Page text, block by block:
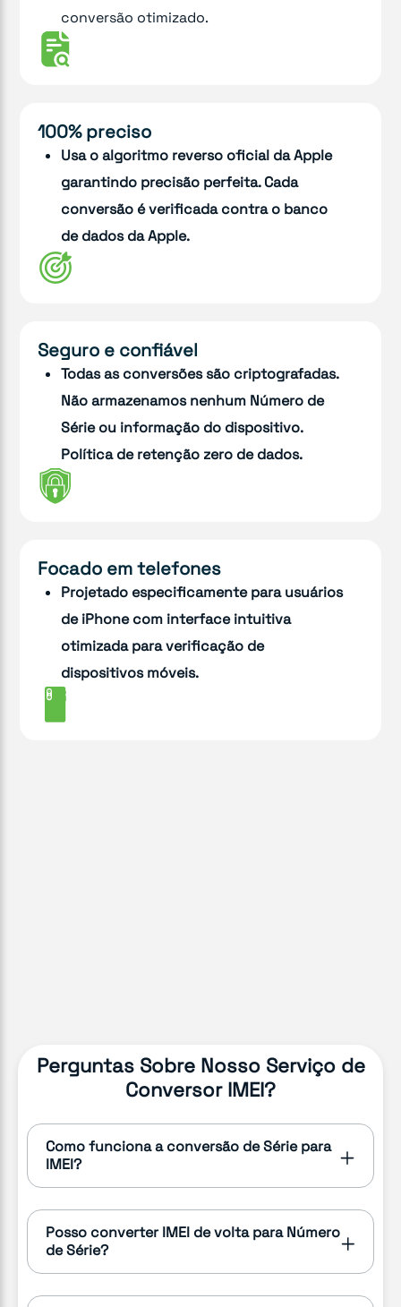
conversão otimizado.
100% preciso
Usa o algoritmo reverso oficial da Apple
garantindo precisão perfeita. Cada
conversão é verificada contra o banco
de dados da Apple.
Seguro e confiável
Todas as conversões são criptografadas.
Não armazenamos nenhum Número de
Série ou informação do dispositivo.
Política de retenção zero de dados.
Focado em telefones
Projetado especificamente para usuários
de iPhone com interface intuitiva
otimizada para verificação de
dispositivos móveis.
Perguntas Sobre Nosso Serviço de
Conversor IMEI?
Como funciona a conversão de Série para
IMEI?
Posso converter IMEI de volta para Número
de Série?